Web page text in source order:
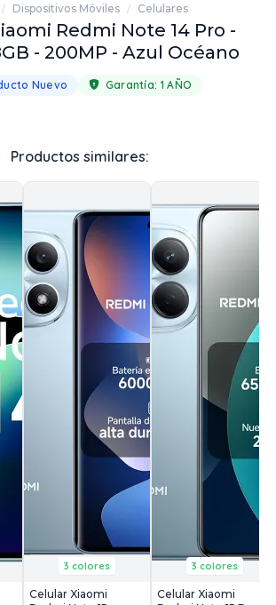
/ Dispositivos Móviles / Celulares
Redmi Note 14 Pro -
- 200MP - Azul Océano
Nuevo Garantía: 1 AÑO
Productos similares:
3 colores
Celular Xiaomi
3 colores
Celular Xiaomi